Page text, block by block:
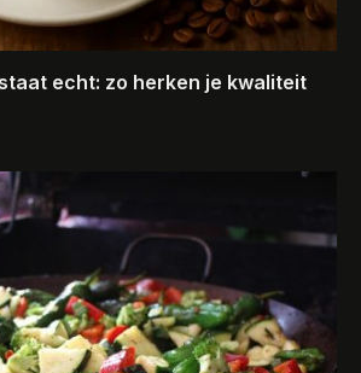
echt: zo herken je kwaliteit